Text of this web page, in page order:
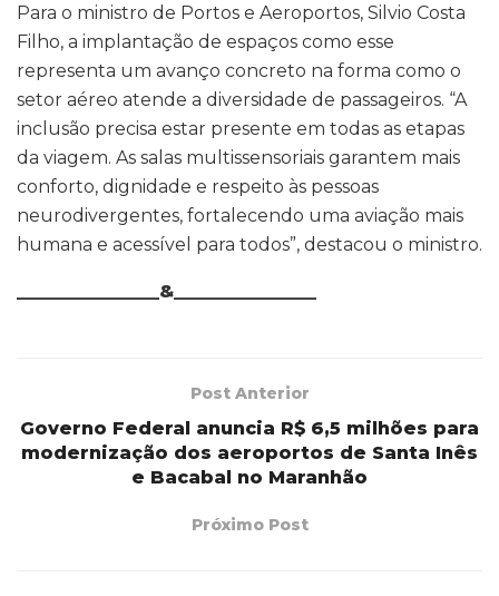
Para o ministro de Portos e Aeroportos, Silvio Costa
Filho, a implantação de espaços como esse
representa um avanço concreto na forma como o
setor aéreo atende a diversidade de passageiros. “A
inclusão precisa estar presente em todas as etapas
da viagem. As salas multissensoriais garantem mais
conforto, dignidade e respeito às pessoas
neurodivergentes, fortalecendo uma aviação mais
humana e acessível para todos”, destacou o ministro.
________________&________________
Post Anterior
Governo Federal anuncia R$ 6,5 milhões para
modernização dos aeroportos de Santa Inês
e Bacabal no Maranhão
Próximo Post